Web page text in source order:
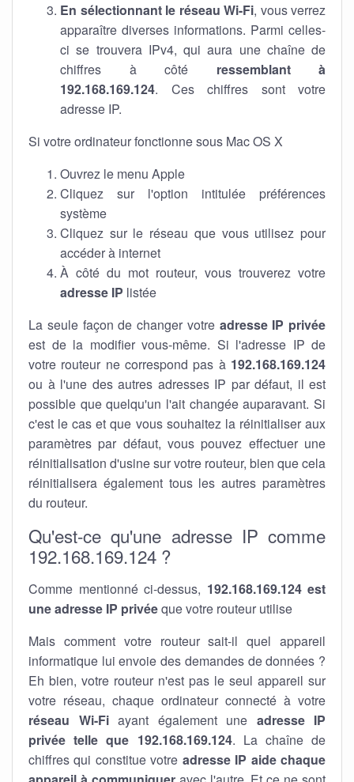
En sélectionnant le réseau Wi-Fi, vous verrez
apparaître diverses informations. Parmi celles-
ci se trouvera IPv4, qui aura une chaîne de
chiffres à côté ressemblant à
192.168.169.124. Ces chiffres sont votre
adresse IP.
Si votre ordinateur fonctionne sous Mac OS X
Ouvrez le menu Apple
Cliquez sur l'option intitulée préférences
système
Cliquez sur le réseau que vous utilisez pour
accéder à internet
À côté du mot routeur, vous trouverez votre
adresse IP listée
La seule façon de changer votre adresse IP privée
est de la modifier vous-même. Si l'adresse IP de
votre routeur ne correspond pas à 192.168.169.124
ou à l'une des autres adresses IP par défaut, il est
possible que quelqu'un l'ait changée auparavant. Si
c'est le cas et que vous souhaitez la réinitialiser aux
paramètres par défaut, vous pouvez effectuer une
réinitialisation d'usine sur votre routeur, bien que cela
réinitialisera également tous les autres paramètres
du routeur.
Qu'est-ce qu'une adresse IP comme
192.168.169.124 ?
Comme mentionné ci-dessus, 192.168.169.124 est
une adresse IP privéeque votre routeur utilise
Mais comment votre routeur sait-il quel appareil
informatique lui envoie des demandes de données ?
Eh bien, votre routeur n'est pas le seul appareil sur
votre réseau, chaque ordinateur connecté à votre
réseau Wi-Fiayant également une adresse IP
privée telle que 192.168.169.124. La chaîne de
chiffres qui constitue votre adresse IP aide chaque